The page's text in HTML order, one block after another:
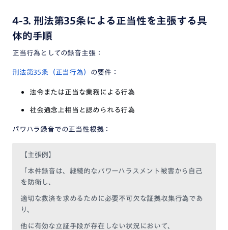
4-3. 刑法第35条による正当性を主張する具
体的手順
正当行為としての録音主張：
刑法第35条（正当行為） の要件：
法令または正当な業務による行為
社会通念上相当と認められる行為
パワハラ録音での正当性根拠：
【主張例】
「本件録音は、継続的なパワーハラスメント被害から自己
を防衛し、
適切な救済を求めるために必要不可欠な証拠収集行為であ
り、
他に有効な立証手段が存在しない状況において、